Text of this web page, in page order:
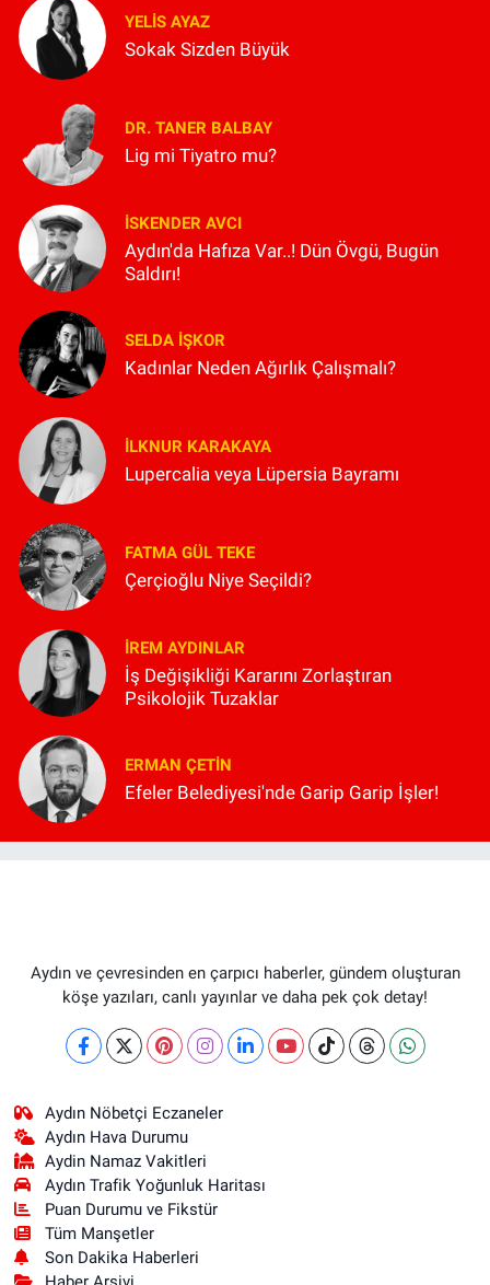
YELIS AYAZ
Sokak Sizden Büyük
DR. TANER BALBAY
Lig mi Tiyatro mu?
İSKENDER AVCI
Aydın'da Hafıza Var..! Dün Övgü, Bugün
Saldırı!
SELDA İŞKOR
Kadınlar Neden Ağırlık Çalışmalı?
İLKNUR KARAKAYA
Lupercalia veya Lüpersia Bayramı
FATMA GÜL TEKE
Çerçioğlu Niye Seçildi?
İREM AYDINLAR
İş Değişikliği Kararını Zorlaştıran
Psikolojik Tuzaklar
ERMAN ÇETIN
Efeler Belediyesi'nde Garip Garip İşler!
Aydın ve çevresinden en çarpıcı haberler, gündem oluşturan
köşe yazıları, canlı yayınlar ve daha pek çok detay!
Aydın Nöbetçi Eczaneler
Aydın Hava Durumu
Aydin Namaz Vakitleri
Aydın Trafik Yoğunluk Haritası
Puan Durumu ve Fikstür
Tüm Manşetler
Son Dakika Haberleri